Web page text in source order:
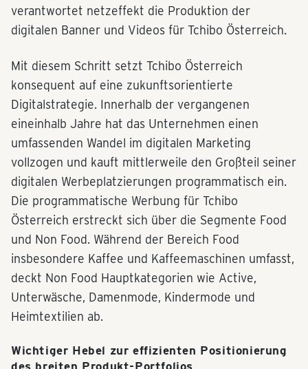
verantwortet netzeffekt die Produktion der
digitalen Banner und Videos für Tchibo Österreich.
Mit diesem Schritt setzt Tchibo Österreich
konsequent auf eine zukunftsorientierte
Digitalstrategie. Innerhalb der vergangenen
eineinhalb Jahre hat das Unternehmen einen
umfassenden Wandel im digitalen Marketing
vollzogen und kauft mittlerweile den Großteil seiner
digitalen Werbeplatzierungen programmatisch ein.
Die programmatische Werbung für Tchibo
Österreich erstreckt sich über die Segmente Food
und Non Food. Während der Bereich Food
insbesondere Kaffee und Kaffeemaschinen umfasst,
deckt Non Food Hauptkategorien wie Active,
Unterwäsche, Damenmode, Kindermode und
Heimtextilien ab.
Wichtiger Hebel zur effizienten Positionierung